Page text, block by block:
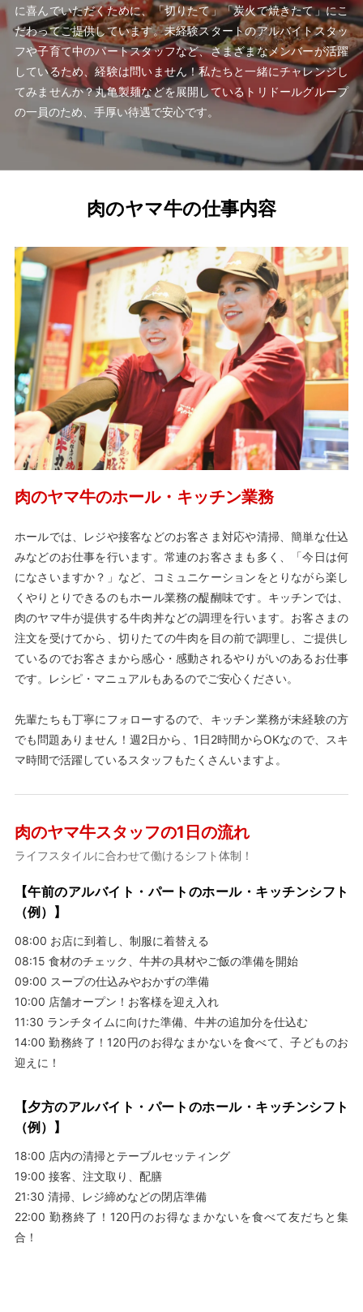
に喜んでいただくために、「切りたて」「炭火で焼きたて」にこ
だわってご提供しています。未経験スタートのアルバイトスタッ
フや子育て中のパートスタッフなど、さまざまなメンバーが活躍
しているため、経験は問いません！私たちと一緒にチャレンジし
てみませんか？丸亀製麺などを展開しているトリドールグループ
の一員のため、手厚い待遇で安心です。
肉のヤマ牛の仕事内容
肉のヤマ牛のホール・キッチン業務
ホールでは、レジや接客などのお客さま対応や清掃、簡単な仕込
みなどのお仕事を行います。常連のお客さまも多く、「今日は何
になさいますか？」など、コミュニケーションをとりながら楽し
くやりとりできるのもホール業務の醍醐味です。キッチンでは、
肉のヤマ牛が提供する牛肉丼などの調理を行います。お客さまの
注文を受けてから、切りたての牛肉を目の前で調理し、ご提供し
ているのでお客さまから感心・感動されるやりがいのあるお仕事
です。レシピ・マニュアルもあるのでご安心ください。
先輩たちも丁寧にフォローするので、キッチン業務が未経験の方
でも問題ありません！週2日から、1日2時間からOKなので、スキ
マ時間で活躍しているスタッフもたくさんいますよ。
肉のヤマ牛スタッフの1日の流れ
ライフスタイルに合わせて働けるシフト体制！
【午前のアルバイト・パートのホール・キッチンシフト
（例）】
08:00 お店に到着し、制服に着替える
08:15 食材のチェック、牛丼の具材やご飯の準備を開始
09:00 スープの仕込みやおかずの準備
10:00 店舗オープン！お客様を迎え入れ
11:30 ランチタイムに向けた準備、牛丼の追加分を仕込む
14:00 勤務終了！120円のお得なまかないを食べて、子どものお
迎えに！
【夕方のアルバイト・パートのホール・キッチンシフト
（例）】
18:00 店内の清掃とテーブルセッティング
19:00 接客、注文取り、配膳
21:30 清掃、レジ締めなどの閉店準備
22:00 勤務終了！120円のお得なまかないを食べて友だちと集
合！